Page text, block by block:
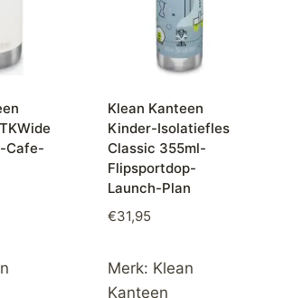
Cafe-
Klean Kanteen
Kinder-Isolatiefles
Classic 355ml-
Flipsportdop-
Launch-Plan
€31,95
Merk: Klean
Kanteen